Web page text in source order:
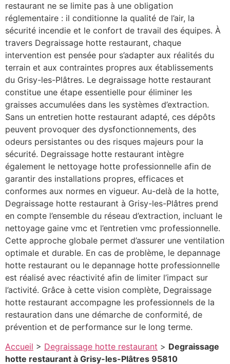
restaurant ne se limite pas à une obligation
réglementaire : il conditionne la qualité de l’air, la
sécurité incendie et le confort de travail des équipes. À
travers Degraissage hotte restaurant, chaque
intervention est pensée pour s’adapter aux réalités du
terrain et aux contraintes propres aux établissements
du Grisy-les-Plâtres. Le degraissage hotte restaurant
constitue une étape essentielle pour éliminer les
graisses accumulées dans les systèmes d’extraction.
Sans un entretien hotte restaurant adapté, ces dépôts
peuvent provoquer des dysfonctionnements, des
odeurs persistantes ou des risques majeurs pour la
sécurité. Degraissage hotte restaurant intègre
également le nettoyage hotte professionnelle afin de
garantir des installations propres, efficaces et
conformes aux normes en vigueur. Au-delà de la hotte,
Degraissage hotte restaurant à Grisy-les-Plâtres prend
en compte l’ensemble du réseau d’extraction, incluant le
nettoyage gaine vmc et l’entretien vmc professionnelle.
Cette approche globale permet d’assurer une ventilation
optimale et durable. En cas de problème, le depannage
hotte restaurant ou le depannage hotte professionnelle
est réalisé avec réactivité afin de limiter l’impact sur
l’activité. Grâce à cette vision complète, Degraissage
hotte restaurant accompagne les professionnels de la
restauration dans une démarche de conformité, de
prévention et de performance sur le long terme.
Accueil > Degraissage hotte restaurant > Degraissage
hotte restaurant à Grisy-les-Plâtres 95810